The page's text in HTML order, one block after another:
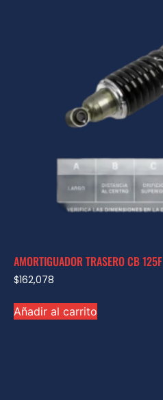
AMORTIGUADOR TRASERO CB 125F
$162,078
Añadir al carrito